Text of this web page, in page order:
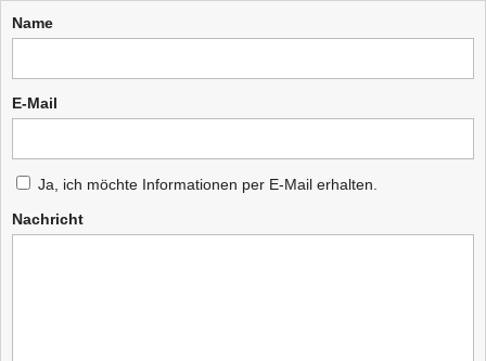
Name
E-Mail
Ja, ich möchte Informationen per E-Mail erhalten.
Nachricht